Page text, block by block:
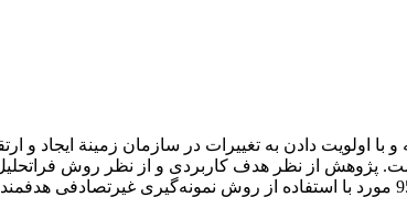
اولویت دادن به تغییرات در سازمان زمینة ایجاد
است. پژوهش از نظر هدف کاربردی و از نظر روش
مجلات علمی و پژوهشی در زمینة رهبری تحول‌گرا از سال 1385 تا بهار 1402 بود که 95 مورد با